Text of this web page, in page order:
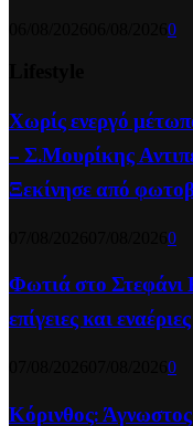
0
Χωρίς ενεργό
– Σ.Μουρίκης
Ξεκίνησε από
0
Φωτιά στο Στεφάνι
επίγειες και
0
Κόρινθος: